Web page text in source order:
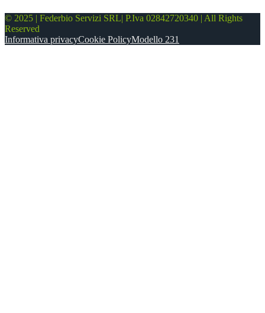
© 2025 | Federbio Servizi SRL| P.Iva 02842720340 | All Rights
Reserved
Informativa privacyCookie PolicyModello 231